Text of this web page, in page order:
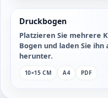
Druckbogen
Platzieren Sie mehrere
Bogen und laden Sie ihn
herunter.
10×15 CM A4 PDF